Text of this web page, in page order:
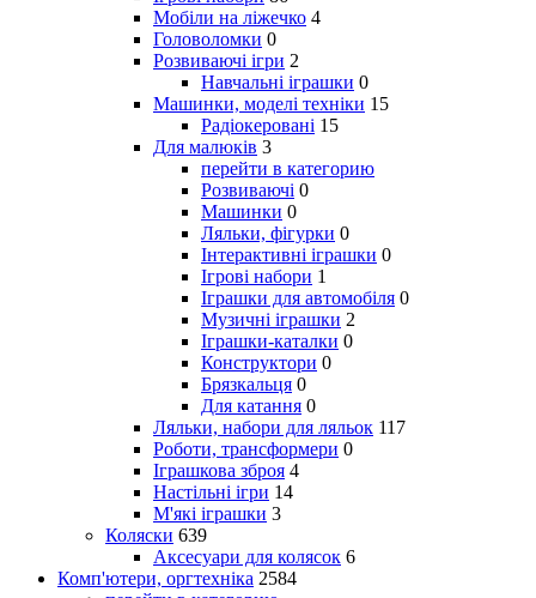
Мобіли на ліжечко 4
Головоломки 0
Розвиваючі ігри 2
Навчальні іграшки 0
Машинки, моделі техніки 15
Радіокеровані 15
Для малюків 3
перейти в категорию
Розвиваючі 0
Машинки 0
Ляльки, фігурки 0
Інтерактивні іграшки 0
Ігрові набори 1
Іграшки для автомобіля 0
Музичні іграшки 2
Іграшки-каталки 0
Конструктори 0
Брязкальця 0
Для катання 0
Ляльки, набори для ляльок 117
Роботи, трансформери 0
Іграшкова зброя 4
Настільні ігри 14
М'які іграшки 3
Коляски 639
Аксесуари для колясок 6
Комп'ютери, оргтехніка 2584